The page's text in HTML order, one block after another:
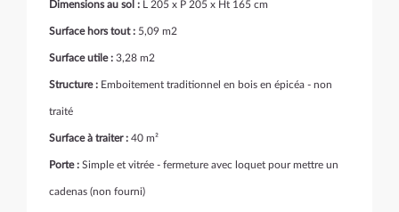
Dimensions au sol : L 205 x P 205 x Ht 165 cm
Surface hors tout : 5,09 m2
Surface utile : 3,28 m2
Structure : Emboitement traditionnel en bois en épicéa - non
traité
Surface à traiter : 40 m²
Porte : Simple et vitrée - fermeture avec loquet pour mettre un
cadenas (non fourni)